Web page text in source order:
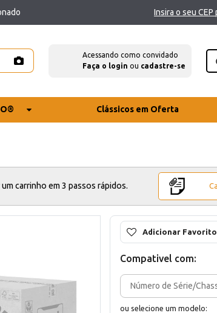
Insira o seu
Acessando como convidado
Faça o login ou cadastre-se
Clássicos em Oferta
carrinho em 3 passos rápidos.
Adicionar Favorito
Compativel com:
ou selecione um modelo: